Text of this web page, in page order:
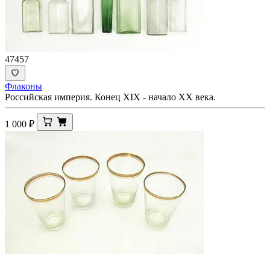
47457
Флаконы
Российская империя. Конец XIX - начало XX века.
1 000 ₽